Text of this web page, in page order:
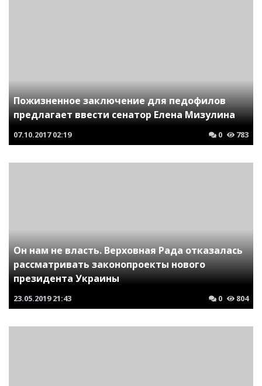
Пожизненное заключение для педофилов
предлагает ввести сенатор Елена Мизулина
07.10.2017 02:19 0 783
Он нам не власть. Верховная Рада отказалась
рассматривать законопроекты нового
президента Украины
23.05.2019 21:43 0 804